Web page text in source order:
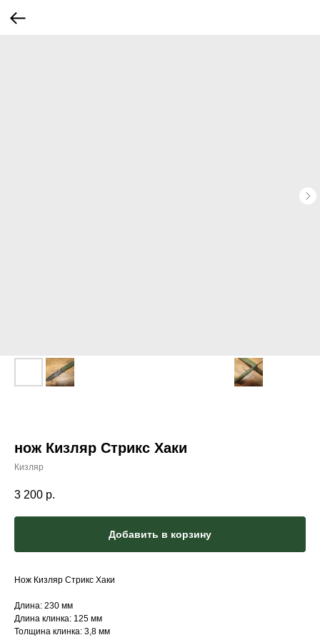
нож Кизляр Стрикс Хаки
Кизляр
3 200 р.
Добавить в корзину
Нож Кизляр Стрикс Хаки
Длина: 230 мм
Длина клинка: 125 мм
Толщина клинка: 3,8 мм